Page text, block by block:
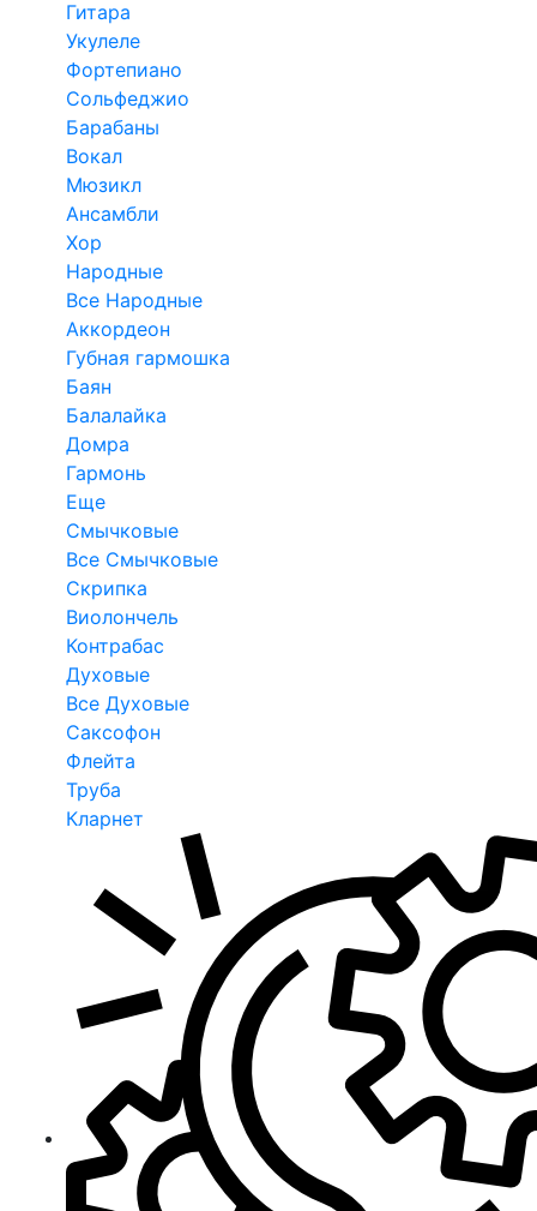
Гитара
Укулеле
Фортепиано
Сольфеджио
Барабаны
Вокал
Мюзикл
Ансамбли
Хор
Народные
Все Народные
Аккордеон
Губная гармошка
Баян
Балалайка
Домра
Гармонь
Еще
Смычковые
Все Смычковые
Скрипка
Виолончель
Контрабас
Духовые
Все Духовые
Саксофон
Флейта
Труба
Кларнет